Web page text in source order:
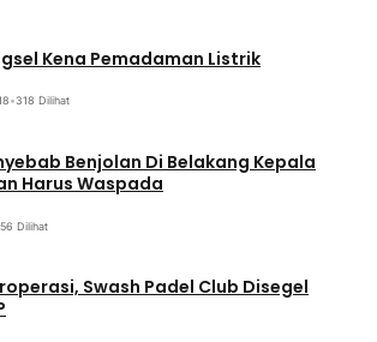
Kena Pemadaman Listrik
•318 Dilihat
Benjolan Di Belakang Kepala
Harus Waspada
56 Dilihat
Swash Padel Club Disegel